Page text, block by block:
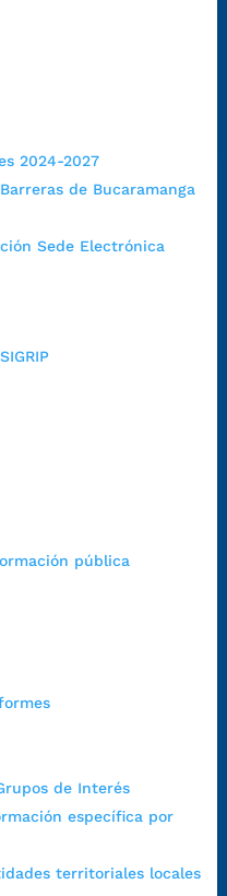
2024-2027
de Bucaramanga
Sede Electrónica
pública
de Interés
específica por
territoriales locales
continua en el horario de
de descanso al medio día.
y de 1:00 p.m. a 5:30 p.m.
Jornada Continua con
Kennedy.
de corrupción: